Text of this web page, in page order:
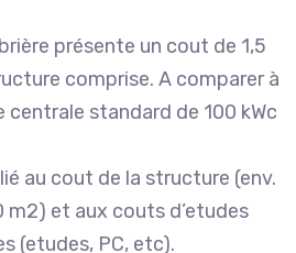
présente un cout de 1,5
comprise. A comparer à
centrale standard de 100 kWc
au cout de la structure (env.
et aux couts d’etudes
(etudes, PC, etc).